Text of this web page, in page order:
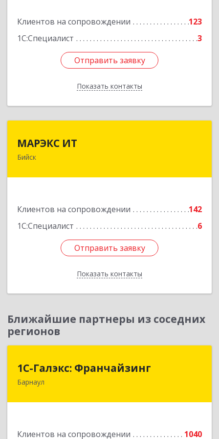
Клиентов на сопровождении
123
1С:Специалист
3
Отправить заявку
Показать контакты
Отправить заявку
Назад
МАРЭКС ИТ
Бийск
Клиентов на сопровождении
142
1С:Специалист
6
Отправить заявку
Показать контакты
Отправить заявку
Назад
Ближайшие партнеры из соседних
регионов
1С-Галэкс: Франчайзинг
Барнаул
Клиентов на сопровождении 1040
1С-Галэкс: Франчайзинг
656015, Алтайский край, Барнаул г, Деповская